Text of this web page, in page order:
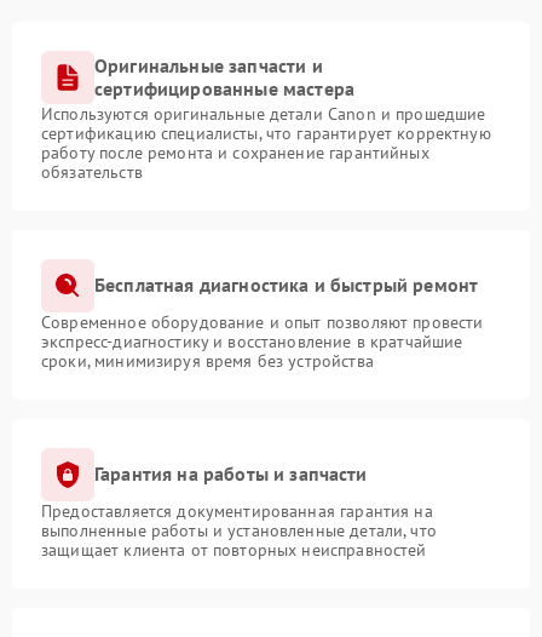
Оригинальные запчасти и
сертифицированные мастера
Используются оригинальные детали Canon и прошедшие
сертификацию специалисты, что гарантирует корректную
работу после ремонта и сохранение гарантийных
обязательств
Бесплатная диагностика и быстрый ремонт
Современное оборудование и опыт позволяют провести
экспресс-диагностику и восстановление в кратчайшие
сроки, минимизируя время без устройства
Гарантия на работы и запчасти
Предоставляется документированная гарантия на
выполненные работы и установленные детали, что
защищает клиента от повторных неисправностей